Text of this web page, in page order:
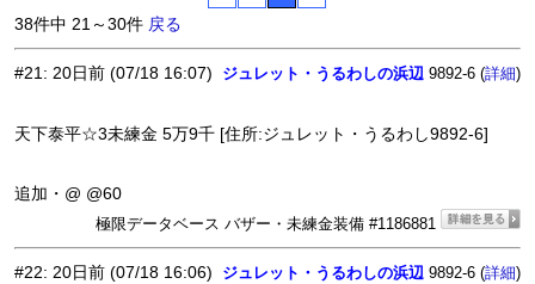
38件中 21～30件 戻る
#21: 20日前 (07/18 16:07) ジュレット・うるわしの浜辺 9892-6 (詳細)
天下泰平☆3未練金 5万9千 [住所:ジュレット・うるわし9892-6]
追加・@ @60
極限データベース バザー・未練金装備 #1186881
#22: 20日前 (07/18 16:06) ジュレット・うるわしの浜辺 9892-6 (詳細)